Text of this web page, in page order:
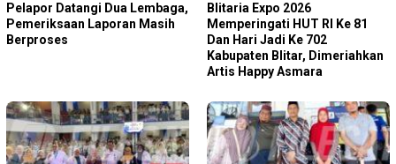
Pelapor Datangi Dua Lembaga,
Pemeriksaan Laporan Masih
Berproses
Blitaria Expo 2026
Memperingati HUT RI Ke 81
Dan Hari Jadi Ke 702
Kabupaten Blitar, Dimeriahkan
Artis Happy Asmara